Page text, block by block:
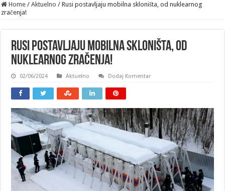
Home / Aktuelno / Rusi postavljaju mobilna skloništa, od nuklearnog
zračenja!
Rusi postavljaju mobilna skloništa, od
nuklearnog zračenja!
02/06/2024 Aktuelno Dodaj Komentar